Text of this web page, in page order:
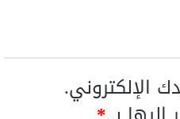
الإلكتروني.